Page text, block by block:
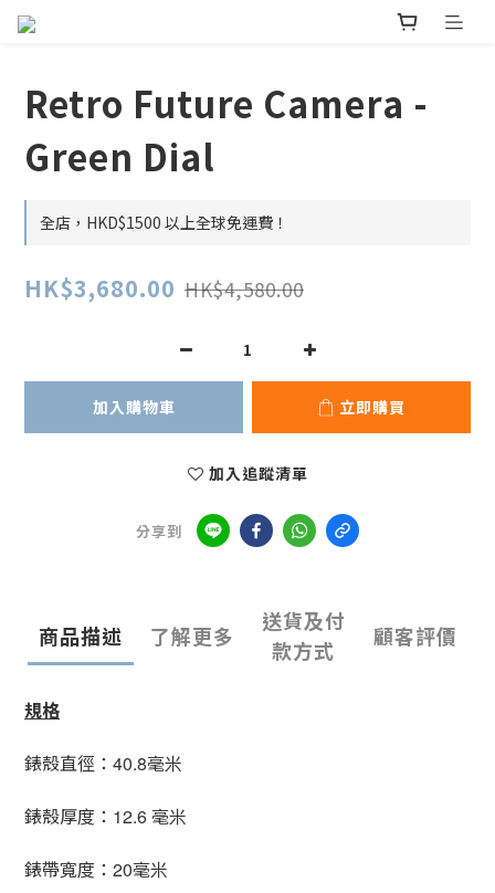
Retro Future Camera -
Green Dial
全店，HKD$1500 以上全球免運費！
HK$3,680.00 HK$4,580.00
加入購物車 立即購買
加入追蹤清單
分享到
商品描述 了解更多
送貨及付
款方式
顧客評價
規格
錶殼直徑： 40.8毫米
錶殼厚度： 12.6毫米
錶帶寬度： 20毫米